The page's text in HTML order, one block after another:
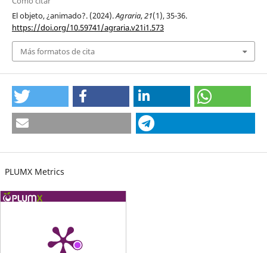
El objeto, ¿animado?. (2024).Agraria,21(1), 35-36.
https://doi.org/10.59741/agraria.v21i1.573
Más formatos de cita
PLUMX Metrics